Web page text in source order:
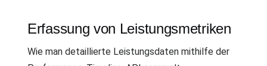
Erfassung von Leistungsmetriken
Wie man detaillierte Leistungsdaten mithilfe der